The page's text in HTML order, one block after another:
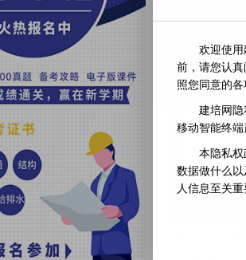
2021、
欢迎使用
前，请您认真
照您同意的
建培网隐
移动智能终端
本隐私
数据做什么
人信息至关